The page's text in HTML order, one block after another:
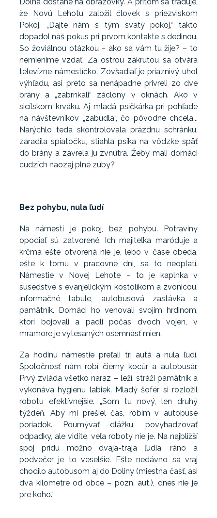
že Novú Lehotu založil človek s priezviskom
Pokoj. „Dajte nám s tým svatý pokoj,“ takto
dopadol náš pokus pri prvom kontakte s dedinou.
So žoviálnou otázkou – ako sa vám tu žije? – to
nemienime vzdať. Za ostrou zákrutou sa otvára
televízne námestíčko. Zovšadiaľ je priaznivý uhol
výhľadu, asi preto sa nenápadne privreli zo dve
brány a „zabrnkali“ záclony v oknách. Ako v
sicílskom krváku. Aj mladá psičkárka pri pohľade
na návštevníkov „zabudla“, čo pôvodne chcela...
Narýchlo teda skontrolovala prázdnu schránku,
zaradila spiatočku, stiahla psíka na vôdzke späť
do brány a zavrela ju zvnútra. Žeby mali domáci
cudzích naozaj plné zuby?
Bez pohybu, nula ľudí
Na námestí je pokoj, bez pohybu. Potraviny
opodiaľ sú zatvorené. Ich majiteľka maróduje a
krčma ešte otvorená nie je, lebo v čase obeda,
ešte k tomu v pracovné dni, sa to neoplatí.
Námestie v Novej Lehote – to je kaplnka v
susedstve s evanjelickým kostolíkom a zvonicou,
informačné tabule, autobusová zastávka a
pamätník. Domáci ho venovali svojim hrdinom,
ktorí bojovali a padli počas dvoch vojen, v
mramore je vytesaných osemnásť mien.
Za hodinu námestie preťali tri autá a nula ľudí.
Spoločnosť nám robí čierny kocúr a autobusár.
Prvý zvláda všetko naraz – leží, stráži pamätník a
vykonáva hygienu labiek. Mladý šofér si rozložil
robotu efektívnejšie. „Som tu nový, len druhý
týždeň. Aby mi prešiel čas, robím v autobuse
poriadok. Poumývať dlážku, povyhadzovať
odpadky, ale vidíte, veľa roboty nie je. Na najbližší
spoj prídu možno dvaja-traja ľudia, ráno a
podvečer je to veselšie. Ešte nedávno sa vraj
chodilo autobusom aj do Doliny (miestna časť, asi
dva kilometre od obce – pozn. aut.), dnes nie je
pre koho.“